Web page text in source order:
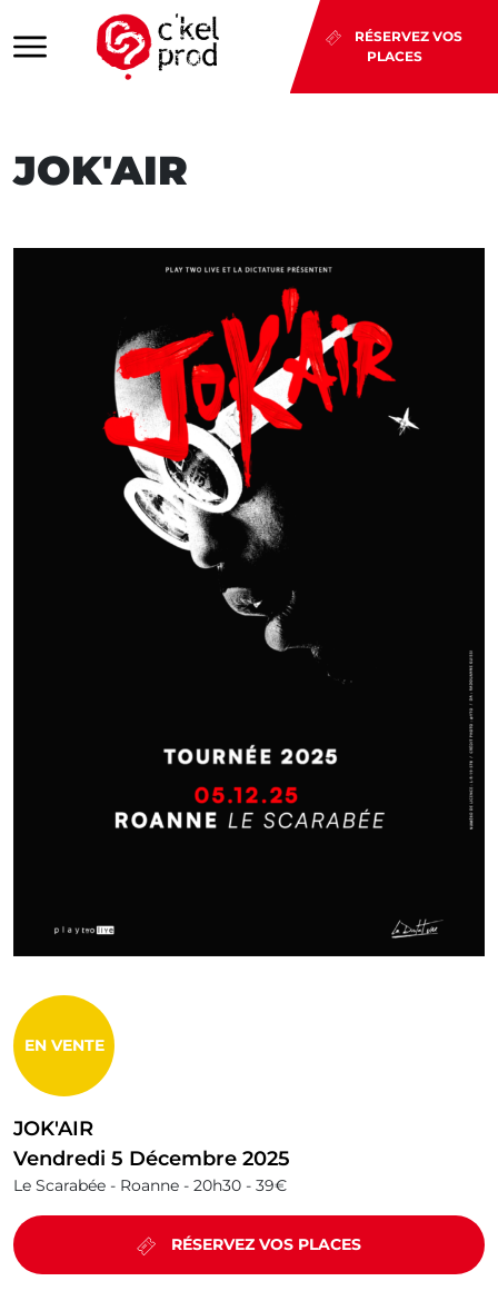
RÉSERVEZ VOS
PLACES
JOK'AIR
EN VENTE
JOK'AIR
Vendredi 5 Décembre 2025
Le Scarabée - Roanne - 20h30 - 39€
RÉSERVEZ VOS PLACES